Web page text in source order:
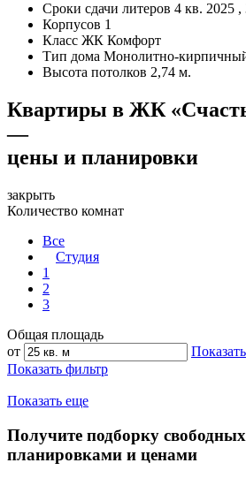
Сроки сдачи литеров 4 кв. 2025 ,
Корпусов 1
Класс ЖК Комфорт
Тип дома Монолитно-
Высота потолков 2,74 м.
Квартиры в ЖК
—
цены и планировки
закрыть
Количество комнат
Все
Студия
1
2
3
Общая площадь
от
Показать
Показать фильтр
Показать еще
Получите подборку
планировками и ценами